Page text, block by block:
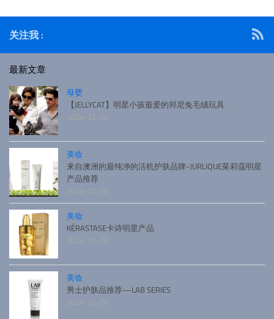
关注我 :
最新文章
母婴
【JELLYCAT】明星小孩最爱的邦尼兔毛绒玩具
2024-12-20
美妆
来自澳洲的最纯净的活机护肤品牌-JURLIQUE茱莉蔻明星
产品推荐
2024-12-20
美妆
KÉRASTASE卡诗明星产品
2024-12-20
美妆
男士护肤品推荐—LAB SERIES
2024-12-20